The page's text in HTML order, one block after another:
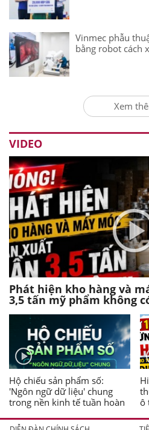
Vinmec phẫu
bằng robot cách
Xem
VIDEO
Phát hiện kho hàng và
3,5 tấn mỹ phẩm không
Hộ chiếu sản phẩm số:
'Ngôn ngữ dữ liệu' chung
trong nền kinh tế tuần hoàn
ô